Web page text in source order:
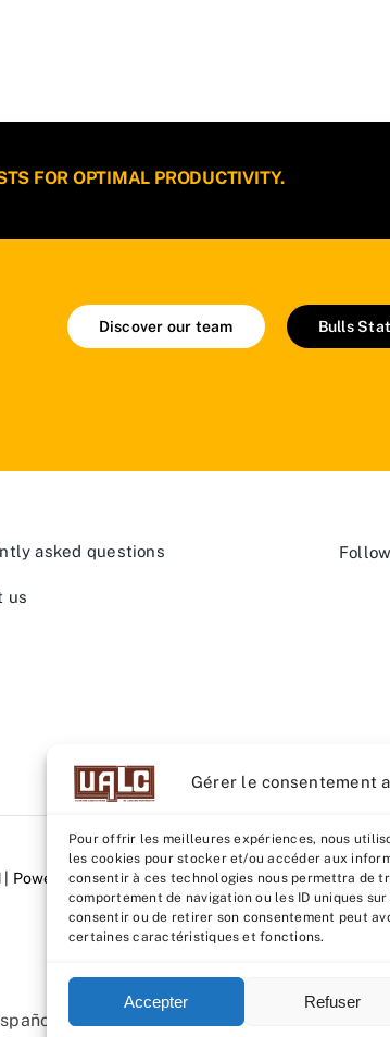
Gérer le consentement
Pour offrir les meilleures expériences, nous
les cookies pour stocker et/ou accéder aux
consentir à ces technologies nous permettra de
comportement de navigation ou les ID uniques
consentir ou de retirer son consentement peut
certaines caractéristiques et fonctions.
Accepter Refuser
FOR OPTIMAL PRODUCTIVITY.
Discover our team Bulls
asked questions
us
| Powered byGrafistudio
Spanish